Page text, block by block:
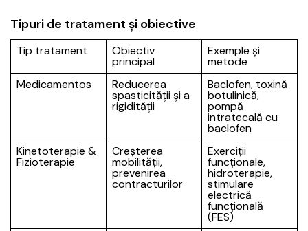
Tipuri de tratament și obiective
Tip tratament Obiectiv
principal
Exemple și
metode
Medicamentos
Reducerea
spasticității și a
rigidității
Baclofen, toxină
botulinică,
pompă
intratecală cu
baclofen
Kinetoterapie &
Fizioterapie
Creșterea
mobilității,
prevenirea
contracturilor
Exerciții
funcționale,
hidroterapie,
stimulare
electrică
funcțională
(FES)